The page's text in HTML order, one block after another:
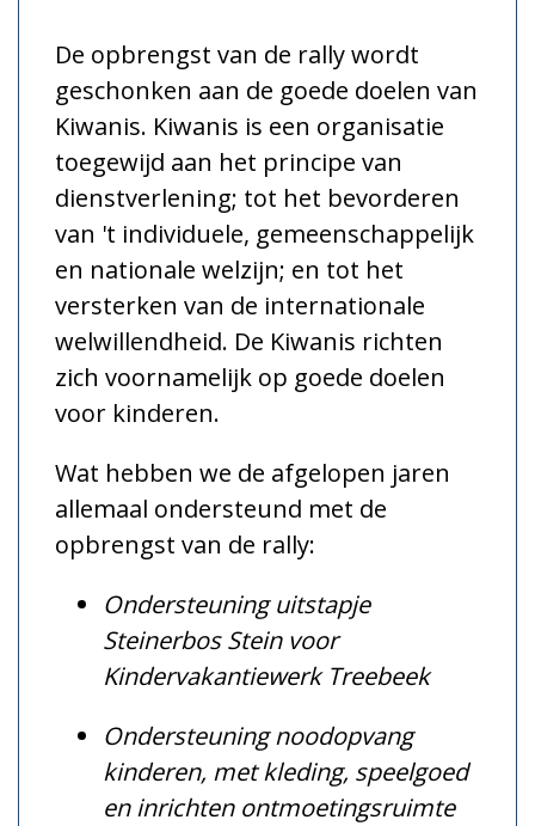
De opbrengst van de rally wordt
geschonken aan de goede doelen van
Kiwanis. Kiwanis is een organisatie
toegewijd aan het principe van
dienstverlening; tot het bevorderen
van 't individuele, gemeenschappelijk
en nationale welzijn; en tot het
versterken van de internationale
welwillendheid. De Kiwanis richten
zich voornamelijk op goede doelen
voor kinderen.
Wat hebben we de afgelopen jaren
allemaal ondersteund met de
opbrengst van de rally:
Ondersteuning uitstapje
Steinerbos Stein voor
Kindervakantiewerk Treebeek
Ondersteuning noodopvang
kinderen, met kleding, speelgoed
en inrichten ontmoetingsruimte